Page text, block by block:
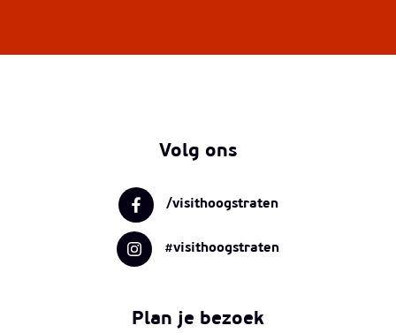
Volg ons
/visithoogstraten
#visithoogstraten
Plan je bezoek